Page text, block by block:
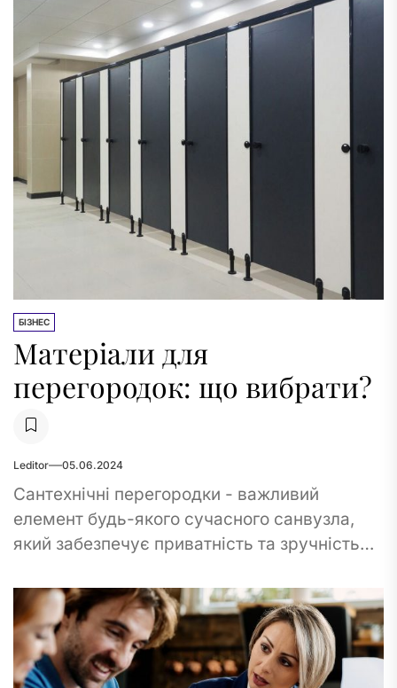
БІЗНЕС
Матеріали для
перегородок: що вибрати?
Leditor 05.06.2024
Сантехнічні перегородки - важливий
елемент будь-якого сучасного санвузла,
який забезпечує приватність та зручність
перегородок впливає не тільки на їхній
зовнішній вигляд,...